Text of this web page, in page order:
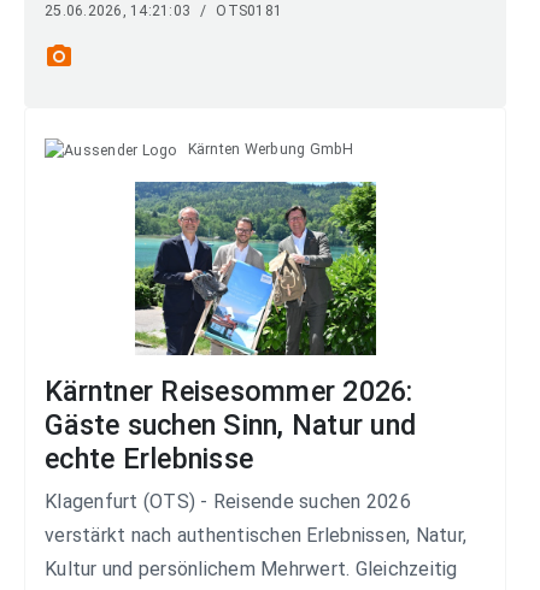
25.06.2026, 14:21:03 / OTS0181
photo_camera
Kärnten Werbung GmbH
Kärntner Reisesommer 2026:
Gäste suchen Sinn, Natur und
echte Erlebnisse
Klagenfurt (OTS) - Reisende suchen 2026
verstärkt nach authentischen Erlebnissen, Natur,
Kultur und persönlichem Mehrwert. Gleichzeitig